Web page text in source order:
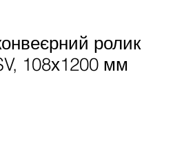
ролик
108х1200 мм